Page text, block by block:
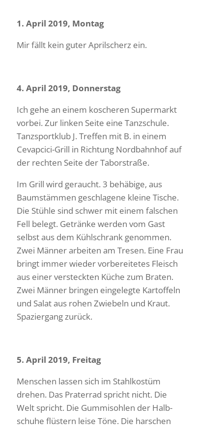
1. April 2019, Montag
Mir fällt kein guter April­scherz ein.
4. April 2019, Donnerstag
Ich gehe an einem koscheren Super­markt
vorbei. Zur linken Seite eine Tanz­schule.
Tanz­sport­klub J. Treffen mit B. in einem
Cevap­cici-Grill in Rich­tung Nord­bahnhof auf
der rechten Seite der Taborstraße.
Im Grill wird geraucht. 3 behä­bige, aus
Baum­stämmen geschla­gene kleine Tische.
Die Stühle sind schwer mit einem falschen
Fell belegt. Getränke werden vom Gast
selbst aus dem Kühl­schrank genommen.
Zwei Männer arbeiten am Tresen. Eine Frau
bringt immer wieder vorbe­rei­tetes Fleisch
aus einer versteckten Küche zum Braten.
Zwei Männer bringen einge­legte Kartof­feln
und Salat aus rohen Zwie­beln und Kraut.
Spazier­gang zurück.
5. April 2019, Freitag
Menschen lassen sich im Stahl­kostüm
drehen. Das Praterrad spricht nicht. Die
Welt spricht. Die Gummi­sohlen der Halb­
schuhe flüs­tern leise Töne. Die harschen